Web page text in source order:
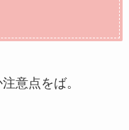
意点をば。